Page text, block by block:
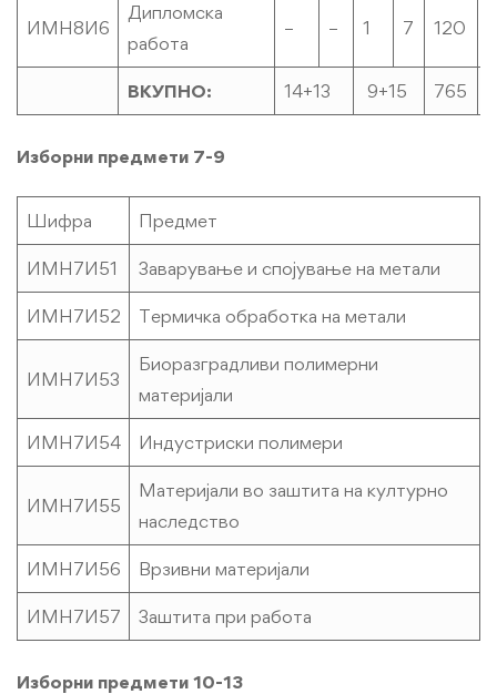
ИМН8И6
Дипломска
работа
– – 1 7 120
ВКУПНО: 14+13 9+15 765
Изборни предмети 7-9
Шифра Предмет
ИМН7И51 Заварување и спојување на метали
ИМН7И52 Термичка обработка на метали
ИМН7И53
Биоразградливи полимерни
материјали
ИМН7И54 Индустриски полимери
ИМН7И55
Материјали во заштита на културно
наследство
ИМН7И56 Врзивни материјали
ИМН7И57 Заштита при работа
Изборни предмети 10-13